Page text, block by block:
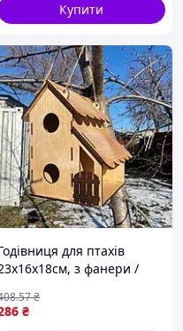
Купити
для птахів
з фанери /
годівниця для
та білок
₴
.57₴